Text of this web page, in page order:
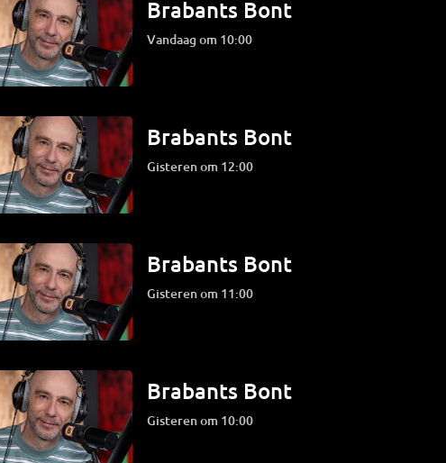
Brabants Bont
Vandaag om 10:00
Brabants Bont
Gisteren om 12:00
Brabants Bont
Gisteren om 11:00
Brabants Bont
Gisteren om 10:00